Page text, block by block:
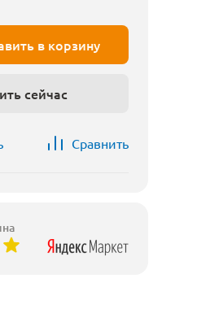
в корзину
сейчас
Сравнить